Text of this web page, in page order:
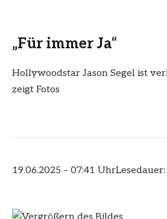
„Für immer Ja“
Hollywoodstar Jason Segel ist
zeigt Fotos
19.06.2025 – 07:41 Uhr